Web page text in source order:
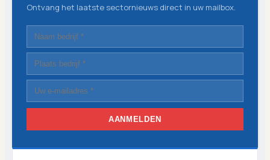
Ontvang het laatste sectornieuws direct in uw mailbox.
AANMELDEN